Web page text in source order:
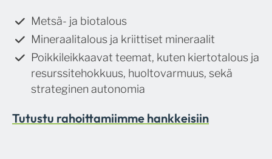
Metsä- ja biotalous
Mineraalitalous ja kriittiset mineraalit
Poikkileikkaavat teemat, kuten kiertotalous ja
resurssitehokkuus, huoltovarmuus, sekä
strateginen autonomia
Tutustu rahoittamiimme hankkeisiin